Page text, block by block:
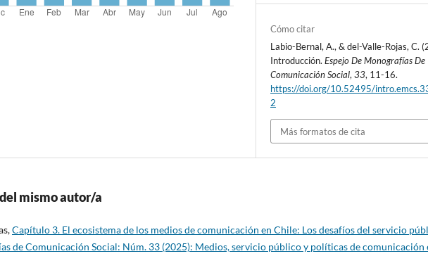
Cómo citar
Labio-Bernal, A., & del-Valle-Rojas, C.
Introducción.Espejo De Monografías De
Comunicación Social,33, 11-16.
https://doi.org/10.52495/
2
Más formatos de cita
mismo autor/a
Capítulo 3. El ecosistema de los medios de comunicación en Chile: Los desafíos del servicio
de Comunicación Social: Núm. 33 (2025): Medios, servicio público y políticas de comunicación